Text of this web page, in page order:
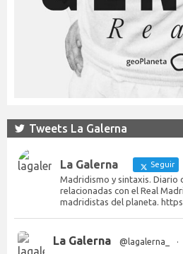
Tweets La Galerna
La Galerna Seguir
Madridismo y sintaxis. Diario
relacionadas con el Real
madridistas del planeta.
La Galerna @lagalerna_ ·